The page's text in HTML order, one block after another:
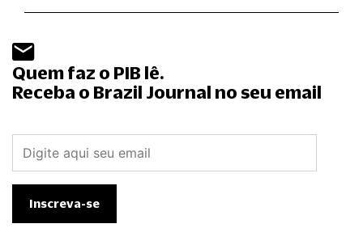
Quem faz o PIB lê.
Receba o Brazil Journal no seu email